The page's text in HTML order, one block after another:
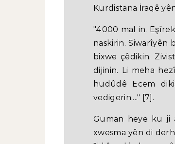
Kurdistana İraqê
"4000 mal in.
naskirin. Siwarîyên
bixwe çêdikin.
dijinin. Li meha
hudûdê Ecem
vedigerin...." [7].
Guman heye ku ji
xwesma yên di